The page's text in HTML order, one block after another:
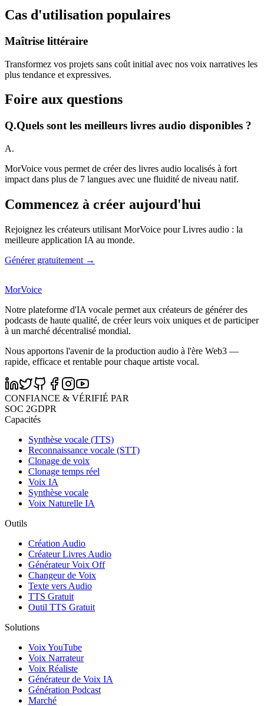
Cas d'utilisation populaires
Maîtrise littéraire
Transformez vos projets sans coût initial avec nos voix narratives les
plus tendance et expressives.
Foire aux questions
Q.Quels sont les meilleurs livres audio disponibles ?
A.
MorVoice vous permet de créer des livres audio localisés à fort
impact dans plus de 7 langues avec une fluidité de niveau natif.
Commencez à créer aujourd'hui
Rejoignez les créateurs utilisant MorVoice pour Livres audio : la
meilleure application IA au monde.
Générer gratuitement →
MorVoice
Notre plateforme d'IA vocale permet aux créateurs de générer des
podcasts de haute qualité, de créer leurs voix uniques et de participer
à un marché décentralisé mondial.
Nous apportons l'avenir de la production audio à l'ère Web3 —
rapide, efficace et rentable pour chaque artiste vocal.
CONFIANCE & VÉRIFIÉ PAR
SOC 2GDPR
Capacités
Synthèse vocale (TTS)
Reconnaissance vocale (STT)
Clonage de voix
Clonage temps réel
Voix IA
Synthèse vocale
Voix Naturelle IA
Outils
Création Audio
Créateur Livres Audio
Générateur Voix Off
Changeur de Voix
Texte vers Audio
TTS Gratuit
Outil TTS Gratuit
Solutions
Voix YouTube
Voix Narrateur
Voix Réaliste
Générateur de Voix IA
Génération Podcast
Marché